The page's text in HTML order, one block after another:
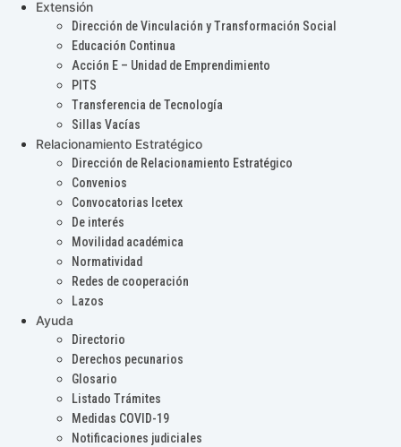
Extensión
Dirección de Vinculación y Transformación Social
Educación Continua
Acción E – Unidad de Emprendimiento
PITS
Transferencia de Tecnología
Sillas Vacías
Relacionamiento Estratégico
Dirección de Relacionamiento Estratégico
Convenios
Convocatorias Icetex
De interés
Movilidad académica
Normatividad
Redes de cooperación
Lazos
Ayuda
Directorio
Derechos pecunarios
Glosario
Listado Trámites
Medidas COVID-19
Notificaciones judiciales